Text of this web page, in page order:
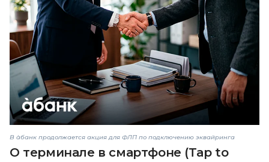
В àбанк продолжается акция для ФЛП по подключению эквайринга
О терминале в смартфоне (Tap to